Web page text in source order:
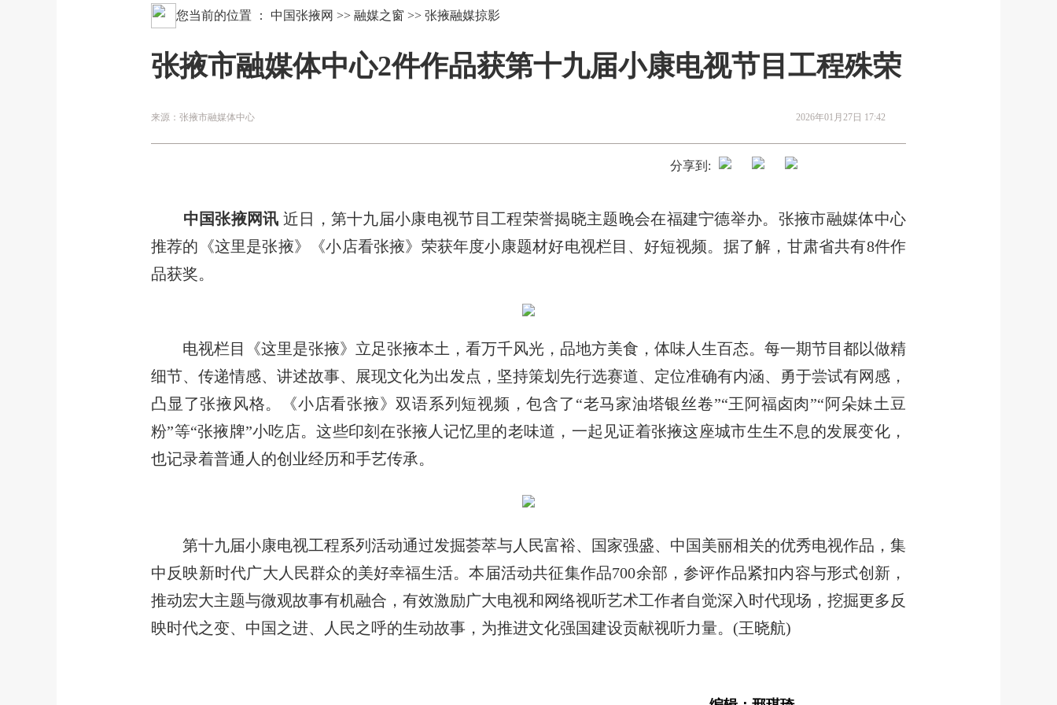
您当前的位置 ： 中国张掖网 >> 融媒之窗 >> 张掖融媒掠影
张掖市融媒体中心2件作品获第十九届小康电视节目工程殊荣
来源：张掖市融媒体中心 2026年01月27日 17:42
分享到:
中国张掖网讯 近日，第十九届小康电视节目工程荣誉揭晓主题晚会在福建宁德举办。张掖市融媒体中心
推荐的《这里是张掖》《小店看张掖》荣获年度小康题材好电视栏目、好短视频。据了解，甘肃省共有8件作
品获奖。
电视栏目《这里是张掖》立足张掖本土，看万千风光，品地方美食，体味人生百态。每一期节目都以做精
细节、传递情感、讲述故事、展现文化为出发点，坚持策划先行选赛道、定位准确有内涵、勇于尝试有网感，
凸显了张掖风格。《小店看张掖》双语系列短视频，包含了“老马家油塔银丝卷”“王阿福卤肉”“阿朵妹土豆
粉”等“张掖牌”小吃店。这些印刻在张掖人记忆里的老味道，一起见证着张掖这座城市生生不息的发展变化，
也记录着普通人的创业经历和手艺传承。
第十九届小康电视工程系列活动通过发掘荟萃与人民富裕、国家强盛、中国美丽相关的优秀电视作品，集
中反映新时代广大人民群众的美好幸福生活。本届活动共征集作品700余部，参评作品紧扣内容与形式创新，
推动宏大主题与微观故事有机融合，有效激励广大电视和网络视听艺术工作者自觉深入时代现场，挖掘更多反
映时代之变、中国之进、人民之呼的生动故事，为推进文化强国建设贡献视听力量。(王晓航)